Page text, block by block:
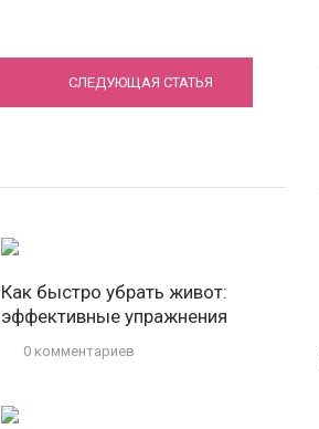
СЛЕДУЮЩАЯ СТАТЬЯ
Как быстро убрать живот:
эффективные упражнения
0 комментариев